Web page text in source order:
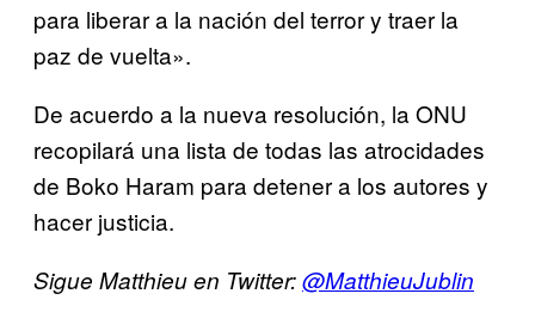
para liberar a la nación del terror y traer la
paz de vuelta».
De acuerdo a la nueva resolución, la ONU
recopilará una lista de todas las atrocidades
de Boko Haram para detener a los autores y
hacer justicia.
Sigue Matthieu en Twitter:@MatthieuJublin